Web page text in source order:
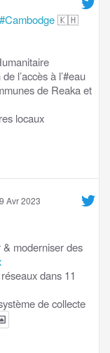
#Cambodge🇰🇭
l’accès à l’#eau
de Reaka et
locaux
Avr 2023
moderniser des
dans 11
de collecte